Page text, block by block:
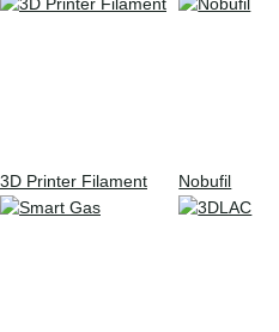
3D Printer Filament Nobufil